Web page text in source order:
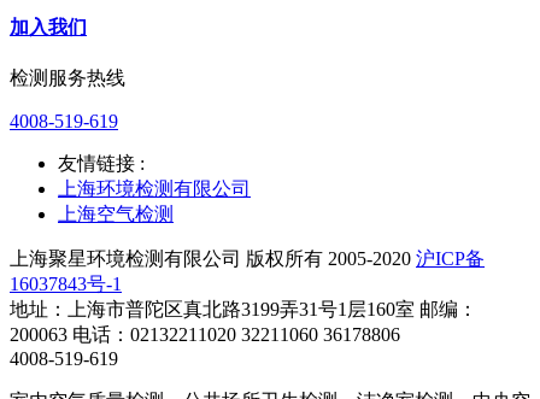
加入我们
检测服务热线
4008-519-619
友情链接 :
上海环境检测有限公司
上海空气检测
上海聚星环境检测有限公司 版权所有 2005-2020 沪ICP备
16037843号-1
地址：上海市普陀区真北路3199弄31号1层160室 邮编：
200063 电话：02132211020 32211060 36178806
4008-519-619